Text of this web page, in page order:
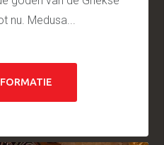
nu. Medusa...